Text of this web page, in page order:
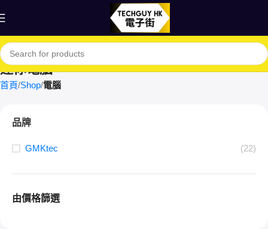
迷你電腦
首頁 Shop 電腦
品牌
GMKtec (22)
由價格篩選